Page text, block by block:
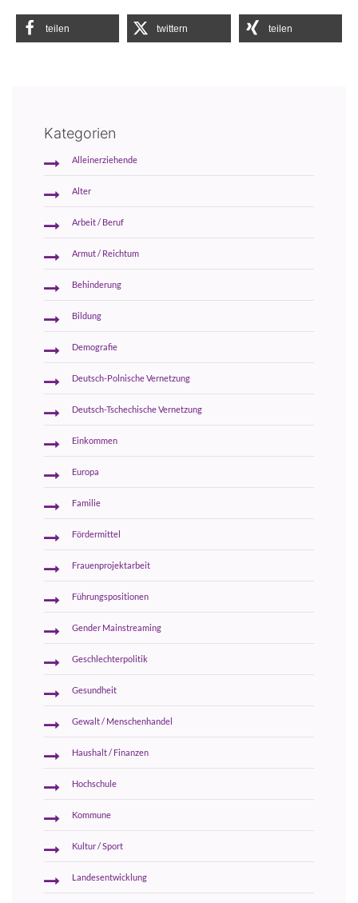
teilen twittern teilen
Kategorien
Alleinerziehende
Alter
Arbeit / Beruf
Armut / Reichtum
Behinderung
Bildung
Demografie
Deutsch-Polnische Vernetzung
Deutsch-Tschechische Vernetzung
Einkommen
Europa
Familie
Fördermittel
Frauenprojektarbeit
Führungspositionen
Gender Mainstreaming
Geschlechterpolitik
Gesundheit
Gewalt / Menschenhandel
Haushalt / Finanzen
Hochschule
Kommune
Kultur / Sport
Landesentwicklung